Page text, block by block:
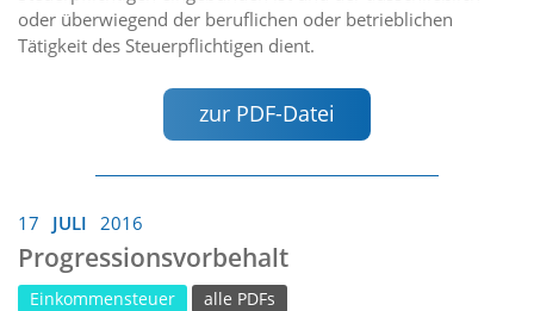
oder überwiegend der beruflichen oder betrieblichen
Tätigkeit des Steuerpflichtigen dient.
zur PDF-Datei
17 JULI 2016
Progressionsvorbehalt
Einkommensteuer alle PDFs